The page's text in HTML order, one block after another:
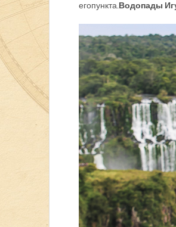
его пункта. Водопады